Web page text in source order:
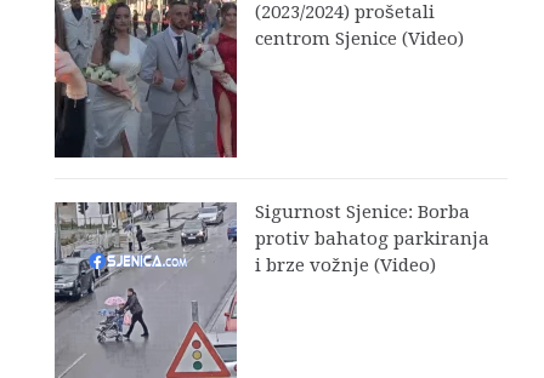
(2023/2024) prošetali
centrom Sjenice (Video)
Sigurnost Sjenice: Borba
protiv bahatog parkiranja
i brze vožnje (Video)